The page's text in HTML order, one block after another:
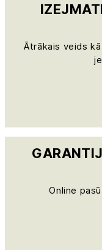
Ātrākais veids
Online